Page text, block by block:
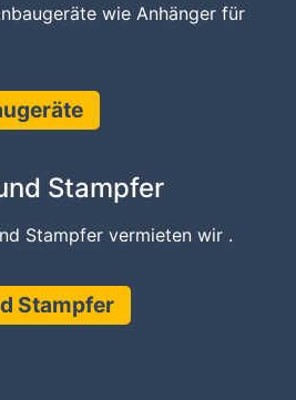
wie Anhänger für
Stampfer
Stampfer vermieten wir .
Stampfer